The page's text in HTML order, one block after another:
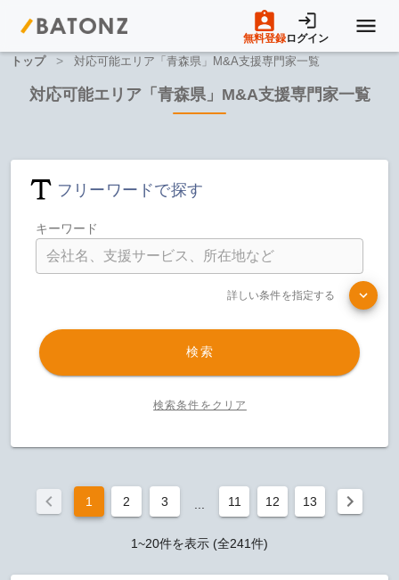
無料登録ログイン
売りたい方へ
買いたい方へ
M&A専門家の方へ
トップ > 対応可能エリア「青森県」M&A支援専門家一覧
対応可能エリア「青森県」M&A支援専門家一覧
フリーワードで探す
キーワード
詳しい条件を指定する
検索
検索条件をクリア
1 2 3 11 12 13
1~20件を表示 (全241件)